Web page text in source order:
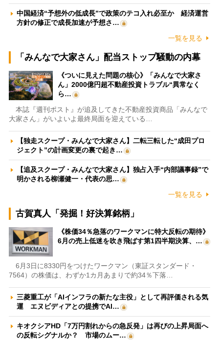
中国経済“予想外の低成長”で政策のテコ入れ必至か 経済運営
方針の修正で成長加速が予想さ…
一覧を見る
「みんなで大家さん」配当ストップ騒動の内幕
《ついに見えた問題の核心》「みんなで大家さ
ん」2000億円超不動産投資トラブル“異常なく
ら…
本誌『週刊ポスト』が追及してきた不動産投資商品「みんなで
大家さん」がいよいよ最終局面を迎えている…
【独走スクープ・みんなで大家さん】二転三転した“成田プロ
ジェクト”の計画変更の裏で起き…
【追及スクープ・みんなで大家さん】独占入手“内部議事録”で
明かされる柳瀬健一・代表の思…
一覧を見る
古賀真人「発掘！好決算銘柄」
《株価34％急落のワークマンに特大反転の期待》
6月の売上低迷を吹き飛ばす第1四半期決算、…
6月3日に8330円をつけたワークマン（東証スタンダード・
7564）の株価は、わずか1カ月あまりで約34％下落…
三菱重工が「AIインフラの新たな主役」として再評価される気
運 エヌビディアとの提携でAI…
キオクシアHD「7万円割れからの急反発」は再びの上昇局面へ
の反転シグナルか？ 市場のムー…